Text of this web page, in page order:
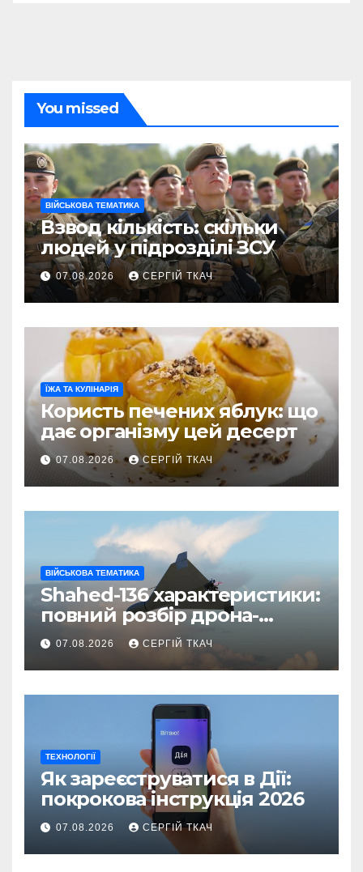
You missed
ВІЙСЬКОВА ТЕМАТИКА
Взвод кількість: скільки
людей у підрозділі ЗСУ
07.08.2026 СЕРГІЙ ТКАЧ
ЇЖА ТА КУЛІНАРІЯ
Користь печених яблук: що
дає організму цей десерт
07.08.2026 СЕРГІЙ ТКАЧ
ВІЙСЬКОВА ТЕМАТИКА
Shahed-136 характеристики:
повний розбір дрона-
камікадзе
07.08.2026 СЕРГІЙ ТКАЧ
ТЕХНОЛОГІЇ
Як зареєструватися в Дії:
покрокова інструкція 2026
07.08.2026 СЕРГІЙ ТКАЧ